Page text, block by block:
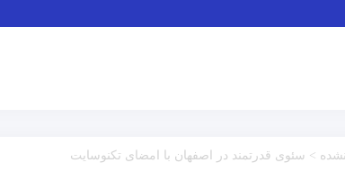
> سئوی قدرتمند در اصفهان با امضای تکنوسایت